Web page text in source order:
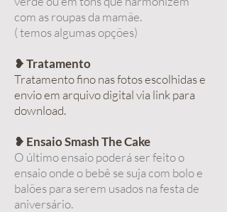
com as roupas da mamãe.
( temos algumas opções)
❥ Tratamento
Tratamento fino nas fotos escolhidas e
envio em arquivo digital via link para
download.
❥ Ensaio Smash The Cake
O último ensaio poderá ser feito o
ensaio onde o bebê se suja com bolo e
balões para serem usados na festa de
aniversário.